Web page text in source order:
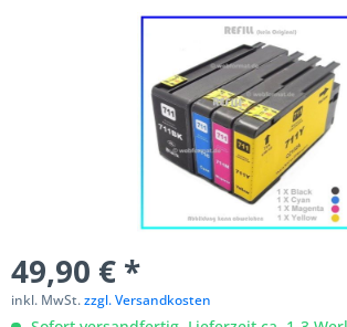
49,90 € *
inkl. MwSt.zzgl. Versandkosten